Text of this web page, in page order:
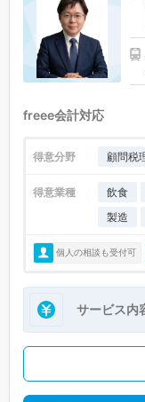
freee会計対応
得意分野 顧問税
得意業種 飲食
製造
個人の相談も受付可
サービス内